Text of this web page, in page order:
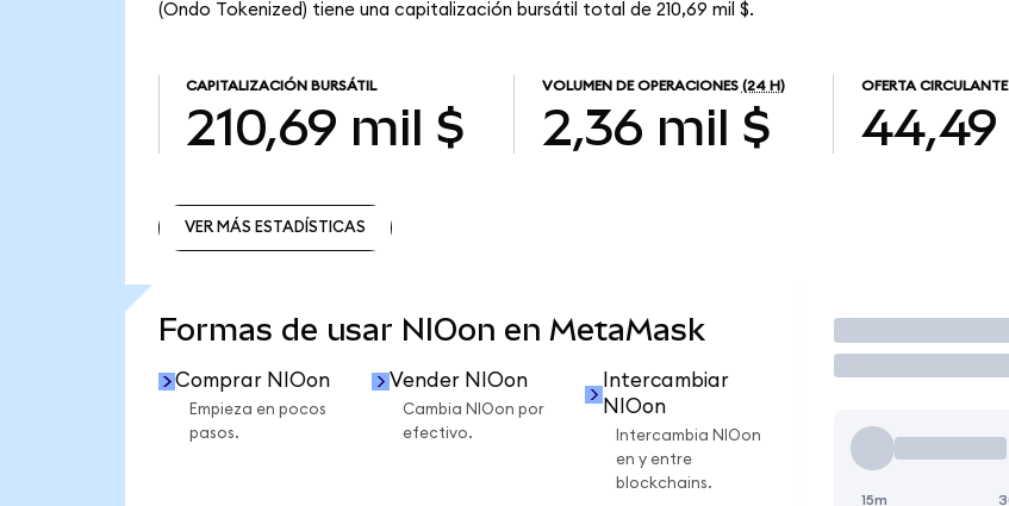
(Ondo Tokenized) tiene una capitalización bursátil total de 210,69 mil $.
CAPITALIZACIÓN BURSÁTIL
210,69 mil $
VOLUMEN DE OPERACIONES (24 H)
2,36 mil $
OFERTA CIRCULANTE
44,49
VER MÁS ESTADÍSTICAS
Formas de usar NIOon en MetaMask
Comprar NIOon
Empieza en pocos
pasos.
Vender NIOon
Cambia NIOon por
efectivo.
Intercambiar
NIOon
Intercambia NIOon
en y entre
blockchains.
Operar
15m